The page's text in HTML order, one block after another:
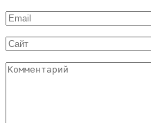
Email
Сайт
Комментарий